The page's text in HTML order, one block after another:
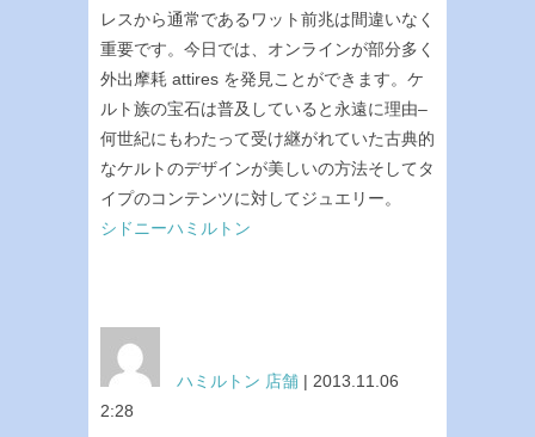
レスから通常であるワット前兆は間違いなく
重要です。今日では、オンラインが部分多く
外出摩耗 attires を発見ことができます。ケ
ルト族の宝石は普及していると永遠に理由–
何世紀にもわたって受け継がれていた古典的
なケルトのデザインが美しいの方法そしてタ
イプのコンテンツに対してジュエリー。
シドニーハミルトン
ハミルトン 店舗 | 2013.11.06
2:28